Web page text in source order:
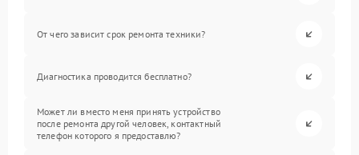
От чего зависит срок ремонта техники?
Диагностика проводится бесплатно?
Может ли вместо меня принять устройство
после ремонта другой человек, контактный
телефон которого я предоставлю?